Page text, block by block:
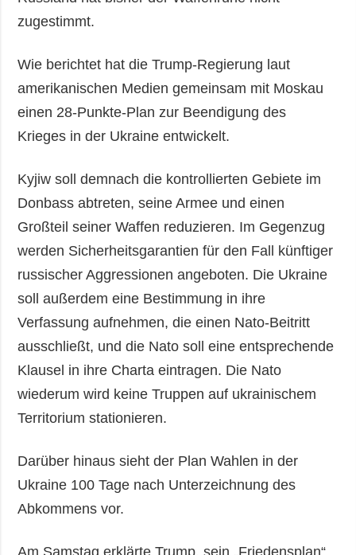
zugestimmt.
Wie berichtet hat die Trump-Regierung laut
amerikanischen Medien gemeinsam mit Moskau
einen 28-Punkte-Plan zur Beendigung des
Krieges in der Ukraine entwickelt.
Kyjiw soll demnach die kontrollierten Gebiete im
Donbass abtreten, seine Armee und einen
Großteil seiner Waffen reduzieren. Im Gegenzug
werden Sicherheitsgarantien für den Fall künftiger
russischer Aggressionen angeboten. Die Ukraine
soll außerdem eine Bestimmung in ihre
Verfassung aufnehmen, die einen Nato-Beitritt
ausschließt, und die Nato soll eine entsprechende
Klausel in ihre Charta eintragen. Die Nato
wiederum wird keine Truppen auf ukrainischem
Territorium stationieren.
Darüber hinaus sieht der Plan Wahlen in der
Ukraine 100 Tage nach Unterzeichnung des
Abkommens vor.
Am Samstag erklärte Trump, sein „Friedensplan“